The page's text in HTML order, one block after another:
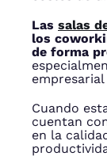
Las salas
los
de forma
Cuando
cuentan
en la